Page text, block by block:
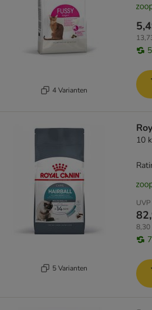
4 Varianten
5 Varianten
10
UVP
8,30